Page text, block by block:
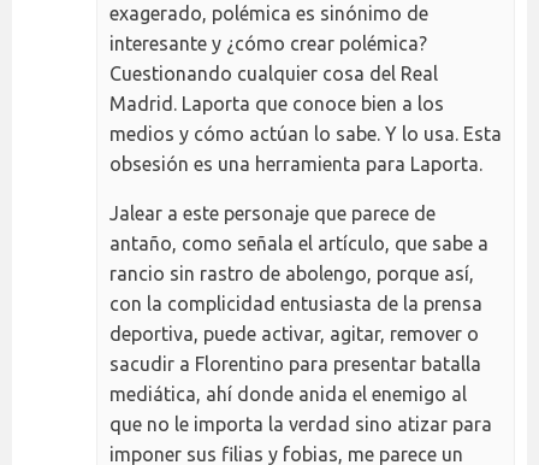
exagerado, polémica es sinónimo de
interesante y ¿cómo crear polémica?
Cuestionando cualquier cosa del Real
Madrid. Laporta que conoce bien a los
medios y cómo actúan lo sabe. Y lo usa. Esta
obsesión es una herramienta para Laporta.
Jalear a este personaje que parece de
antaño, como señala el artículo, que sabe a
rancio sin rastro de abolengo, porque así,
con la complicidad entusiasta de la prensa
deportiva, puede activar, agitar, remover o
sacudir a Florentino para presentar batalla
mediática, ahí donde anida el enemigo al
que no le importa la verdad sino atizar para
imponer sus filias y fobias, me parece un